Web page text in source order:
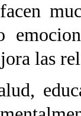
las